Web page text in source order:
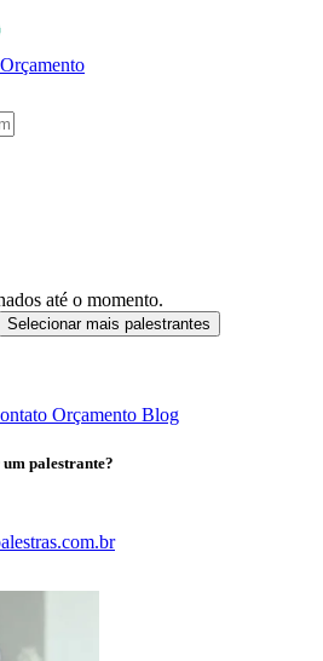
Orçamento
até o momento.
Selecionar mais palestrantes
Orçamento Blog
palestrante?